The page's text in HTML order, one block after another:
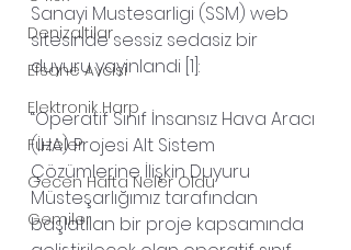
Denizaltilar
Efsane Avcisi
Elektronik Harp
Fuzeler
Gecen Hafta Neler Oldu
Gemiler
Sanayi Mustesarligi (SSM) web
sitesinde sessiz sedasiz bir
duyuru yayinlandi [1]:
“Operatif Sınıf İnsansız Hava Aracı
(İHA) Projesi Alt Sistem
Çözümlerine İlişkin Duyuru
Müsteşarlığımız tarafından
başlatılan bir proje kapsamında